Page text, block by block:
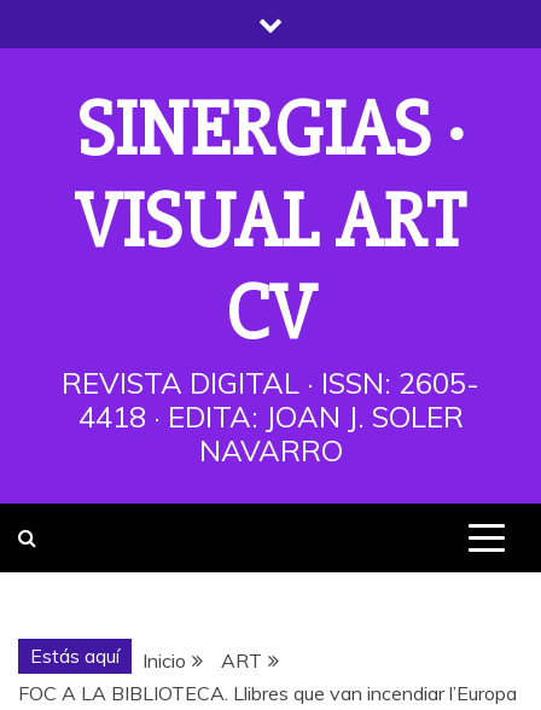
al
SINERGIAS ·
VISUAL ART
CV
REVISTA DIGITAL · ISSN: 2605-
4418 · EDITA: JOAN J. SOLER
NAVARRO
Estás aquí Inicio
ART
FOC A LA BIBLIOTECA. Llibres que van incendiar l’Europa